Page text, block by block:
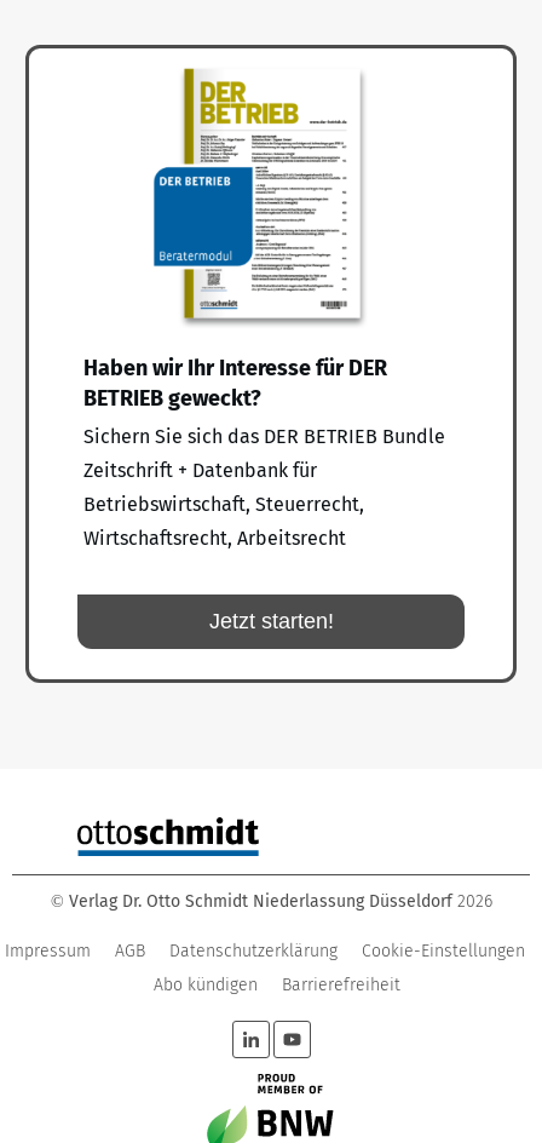
Haben wir Ihr Interesse für DER
BETRIEB geweckt?
Sichern Sie sich das DER BETRIEB Bundle
Zeitschrift + Datenbank für
Betriebswirtschaft, Steuerrecht,
Wirtschaftsrecht, Arbeitsrecht
Jetzt starten!
© Verlag Dr. Otto Schmidt Niederlassung Düsseldorf 2026
Impressum AGB Datenschutzerklärung
Cookie-Einstellungen
Abo kündigen
Barrierefreiheit